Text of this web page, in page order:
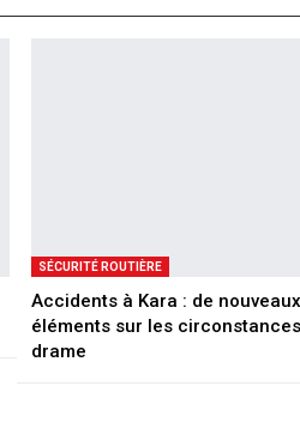
SÉCURITÉ ROUTIÈRE
Accidents à Kara : de nouveaux
éléments sur les
drame